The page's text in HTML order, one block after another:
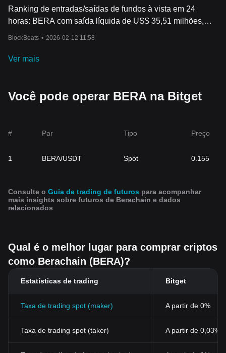
Ranking de entradas/saídas de fundos à vista em 24
horas: BERA com saída líquida de US$ 35,51 milhões,
BlockBeats • 2026-02-12 11:58
Ver mais
Você pode operar BERA na Bitget
# Par Tipo Preço
1 BERA/USDT Spot 0.155
Consulte o Guia de trading de futuros para acompanhar
mais insights sobre futuros de Berachain e dados
relacionados
Qual é o melhor lugar para comprar criptos
como Berachain (BERA)?
Estatísticas de trading Bitget
Taxa de trading spot (maker) A partir de 0%
Taxa de trading spot (taker) A partir de 0,03%